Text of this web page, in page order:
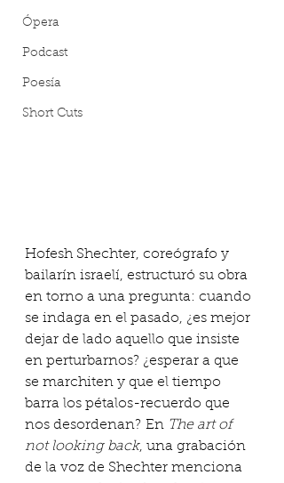
Ópera
Podcast
Poesía
Short Cuts
Hofesh Shechter, coreógrafo y
bailarín israelí, estructuró su obra
en torno a una pregunta: cuando
se indaga en el pasado, ¿es mejor
dejar de lado aquello que insiste
en perturbarnos? ¿esperar a que
se marchiten y que el tiempo
barra los pétalos-recuerdo que
nos desordenan? En The art of
not looking back, una grabación
de la voz de Shechter menciona